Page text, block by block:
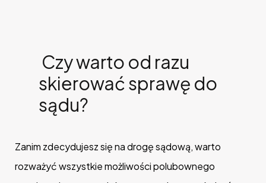
Czy warto od razu
skierować sprawę do
sądu?
Zanim zdecydujesz się na drogę sądową, warto
rozważyć wszystkie możliwości polubownego